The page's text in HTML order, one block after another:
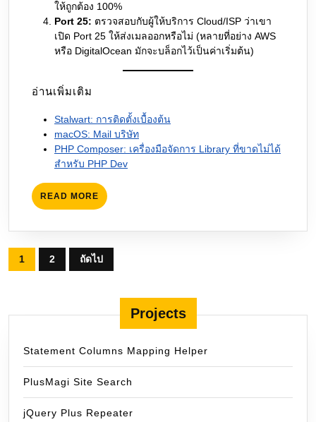
ให้ถูกต้อง 100%
Port 25: ตรวจสอบกับผู้ให้บริการ Cloud/ISP ว่าเขา
เปิด Port 25 ให้ส่งเมลออกหรือไม่ (หลายที่อย่าง AWS
หรือ DigitalOcean มักจะบล็อกไว้เป็นค่าเริ่มต้น)
อ่านเพิ่มเติม
Stalwart: การติดตั้งเบื้องต้น
macOS: Mail บริษัท
PHP Composer: เครื่องมือจัดการ Library ที่ขาดไม่ได้
สำหรับ PHP Dev
READ MORE READ
MORE
Posts
pagination
1 2 ถัดไป
Projects
Statement Columns Mapping Helper
PlusMagi Site Search
jQuery Plus Repeater